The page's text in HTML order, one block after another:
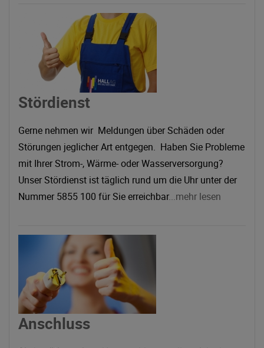
Stördienst
Gerne nehmen wir Meldungen über Schäden oder
Störungen jeglicher Art entgegen. Haben Sie Probleme
mit Ihrer Strom-, Wärme- oder Wasserversorgung?
Unser Stördienst ist täglich rund um die Uhr unter der
Nummer 5855 100 für Sie erreichbar...mehr lesen
Anschluss